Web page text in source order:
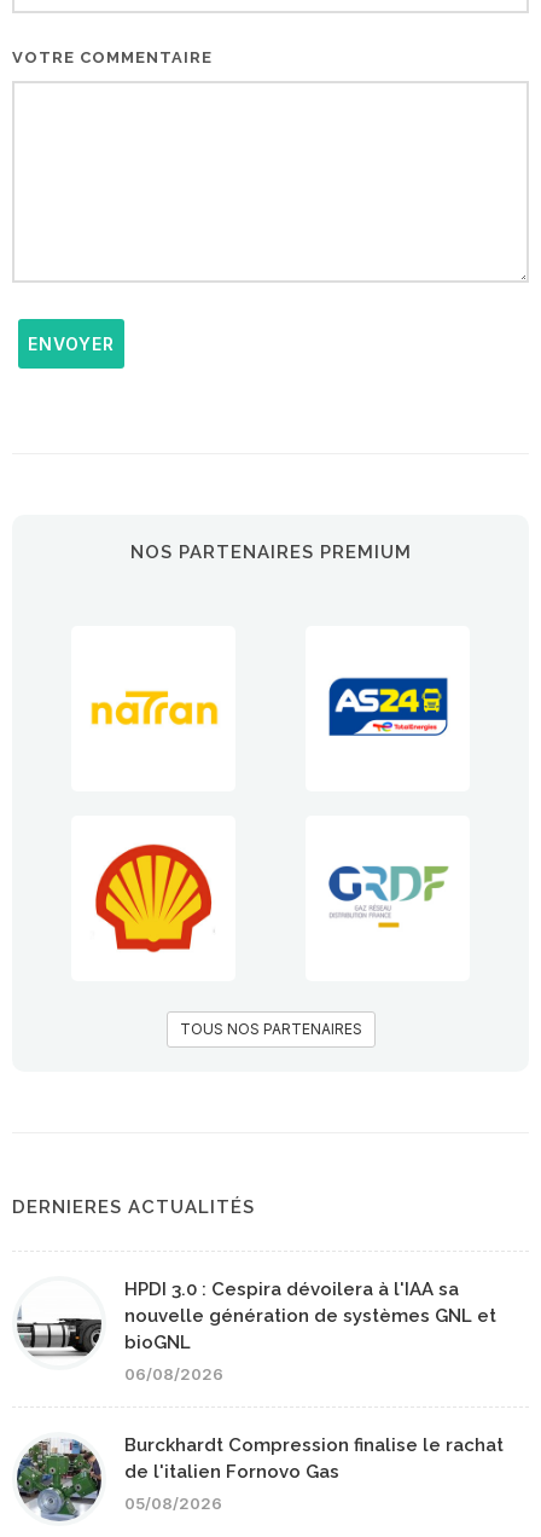
VOTRE COMMENTAIRE
ENVOYER
NOS PARTENAIRES PREMIUM
TOUS NOS PARTENAIRES
DERNIERES ACTUALITÉS
HPDI 3.0 : Cespira dévoilera à l'IAA sa
nouvelle génération de systèmes GNL et
bioGNL
06/08/2026
Burckhardt Compression finalise le rachat
de l'italien Fornovo Gas
05/08/2026